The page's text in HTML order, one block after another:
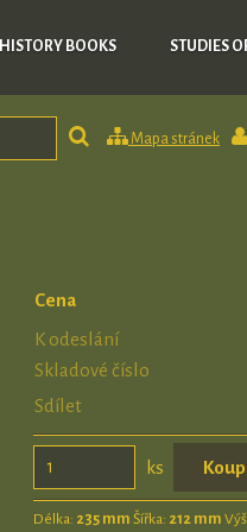
HISTORY BOOKS STUDIES
Mapa stránek
Cena
K odeslání
Skladové číslo
Sdílet
ks
Délka: 235 mm Šířka: 212 mm